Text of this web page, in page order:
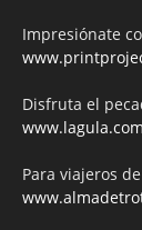
Impresiónate
Disfruta el
Para viajeros